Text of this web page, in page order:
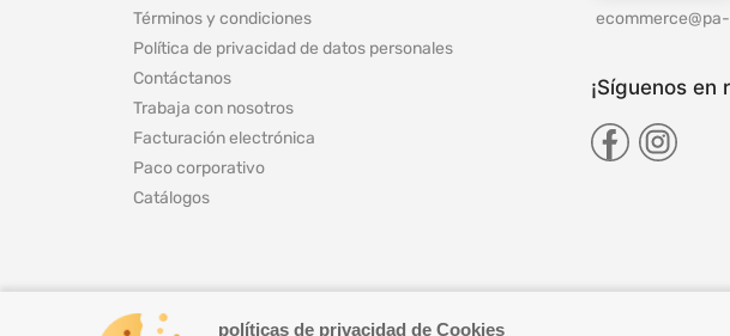
políticas de privacidad de Cookies
Términos y condiciones
Política de privacidad de datos personales
Contáctanos
Trabaja con nosotros
Facturación electrónica
Paco corporativo
Catálogos
¡Síguenos en